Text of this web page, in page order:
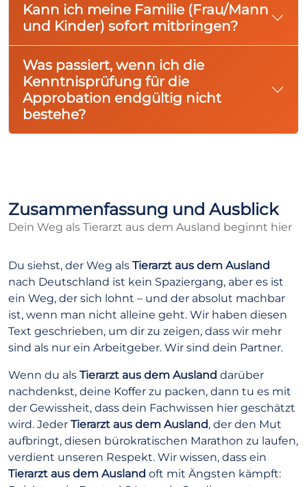
Kann ich meine Familie (Frau/Mann
und Kinder) sofort mitbringen?
Was passiert, wenn ich die
Kenntnisprüfung für die
Approbation endgültig nicht
bestehe?
Zusammenfassung und Ausblick
Dein Weg als Tierarzt aus dem Ausland beginnt hier
Du siehst, der Weg als Tierarzt aus dem Ausland
nach Deutschland ist kein Spaziergang, aber es ist
ein Weg, der sich lohnt – und der absolut machbar
ist, wenn man nicht alleine geht. Wir haben diesen
Text geschrieben, um dir zu zeigen, dass wir mehr
sind als nur ein Arbeitgeber. Wir sind dein Partner.
Wenn du als Tierarzt aus dem Ausland darüber
nachdenkst, deine Koffer zu packen, dann tu es mit
der Gewissheit, dass dein Fachwissen hier geschätzt
wird. Jeder Tierarzt aus dem Ausland, der den Mut
aufbringt, diesen bürokratischen Marathon zu laufen,
verdient unseren Respekt. Wir wissen, dass ein
Tierarzt aus dem Ausland oft mit Ängsten kämpft: